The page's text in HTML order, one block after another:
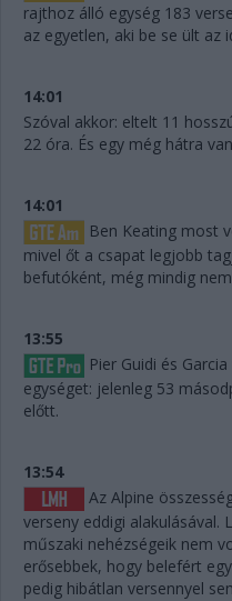
rajthoz álló egység 183
az egyetlen, aki be se ült az
14:01
Szóval akkor: eltelt 11
22 óra. És egy még hátra
14:01
Ben Keating most
mivel őt a csapat legjobb
befutóként, még mindig
13:55
Pier Guidi és
egységet: jelenleg 53
előtt.
13:54
Az Alpine
verseny eddigi alakulásával.
műszaki nehézségeik nem
erősebbek, hogy belefért
pedig hibátlan versennyel